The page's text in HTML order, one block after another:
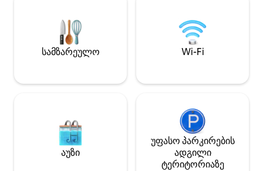
ვიდეოთამაშები
7 წუთში პლაჟზე
ჩარლსტონის ცენტრში!
დასასვენებლად
ST260220
სამზარეულო Wi-Fi
აუზი
უფასო პარკირების
ადგილი
ტერიტორიაზე